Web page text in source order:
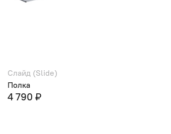
Слайд (Slide)
Полка
4 790 ₽